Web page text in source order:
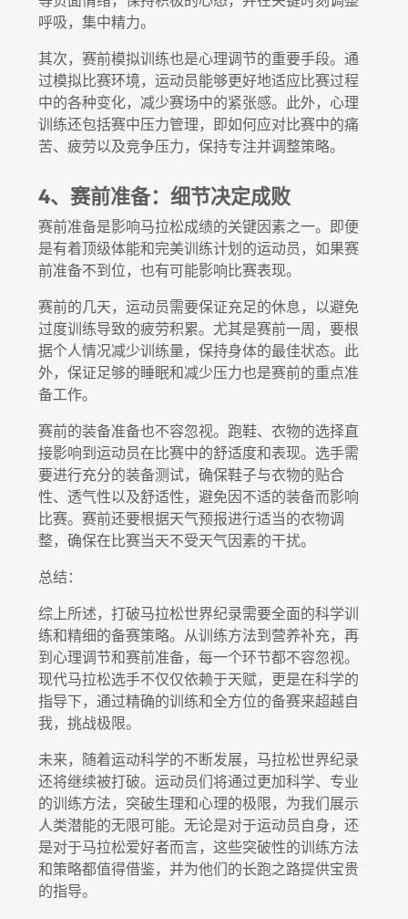
呼吸，集中精力。
其次，赛前模拟训练也是心理调节的重要手段。通
过模拟比赛环境，运动员能够更好地适应比赛过程
中的各种变化，减少赛场中的紧张感。此外，心理
训练还包括赛中压力管理，即如何应对比赛中的痛
苦、疲劳以及竞争压力，保持专注并调整策略。
4、赛前准备：细节决定成败
赛前准备是影响马拉松成绩的关键因素之一。即便
是有着顶级体能和完美训练计划的运动员，如果赛
前准备不到位，也有可能影响比赛表现。
赛前的几天，运动员需要保证充足的休息，以避免
过度训练导致的疲劳积累。尤其是赛前一周，要根
据个人情况减少训练量，保持身体的最佳状态。此
外，保证足够的睡眠和减少压力也是赛前的重点准
备工作。
赛前的装备准备也不容忽视。跑鞋、衣物的选择直
接影响到运动员在比赛中的舒适度和表现。选手需
要进行充分的装备测试，确保鞋子与衣物的贴合
性、透气性以及舒适性，避免因不适的装备而影响
比赛。赛前还要根据天气预报进行适当的衣物调
整，确保在比赛当天不受天气因素的干扰。
总结：
综上所述，打破马拉松世界纪录需要全面的科学训
练和精细的备赛策略。从训练方法到营养补充，再
到心理调节和赛前准备，每一个环节都不容忽视。
现代马拉松选手不仅仅依赖于天赋，更是在科学的
指导下，通过精确的训练和全方位的备赛来超越自
我，挑战极限。
未来，随着运动科学的不断发展，马拉松世界纪录
还将继续被打破。运动员们将通过更加科学、专业
的训练方法，突破生理和心理的极限，为我们展示
人类潜能的无限可能。无论是对于运动员自身，还
是对于马拉松爱好者而言，这些突破性的训练方法
和策略都值得借鉴，并为他们的长跑之路提供宝贵
的指导。